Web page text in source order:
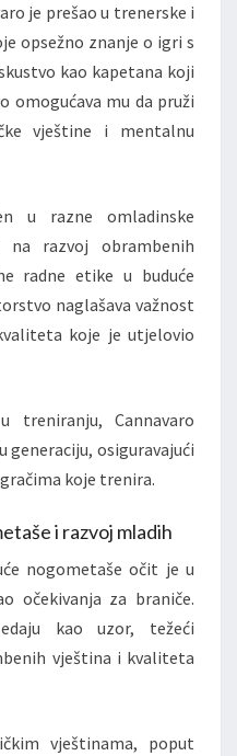
je prešao u trenerske i
opsežno znanje o igri s
kao kapetana koji
omogućava mu da pruži
vještine i mentalnu
u razne omladinske
na razvoj obrambenih
radne etike u buduće
naglašava važnost
koje je utjelovio
treniranju, Cannavaro
generaciju, osiguravajući
koje trenira.
i razvoj mladih
nogometaše očit je u
očekivanja za braniče.
kao uzor, težeći
vještina i kvaliteta
vještinama, poput